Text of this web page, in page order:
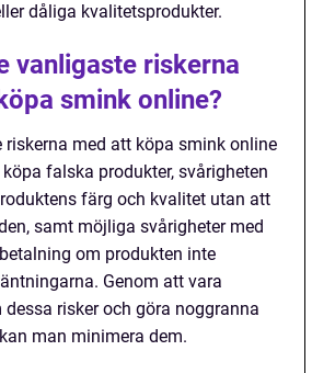
dåliga kvalitetsprodukter.
vanligaste riskerna
smink online?
riskerna med att köpa smink online
falska produkter, svårigheten
färg och kvalitet utan att
samt möjliga svårigheter med
om produkten inte
Genom att vara
dessa risker och göra noggranna
man minimera dem.